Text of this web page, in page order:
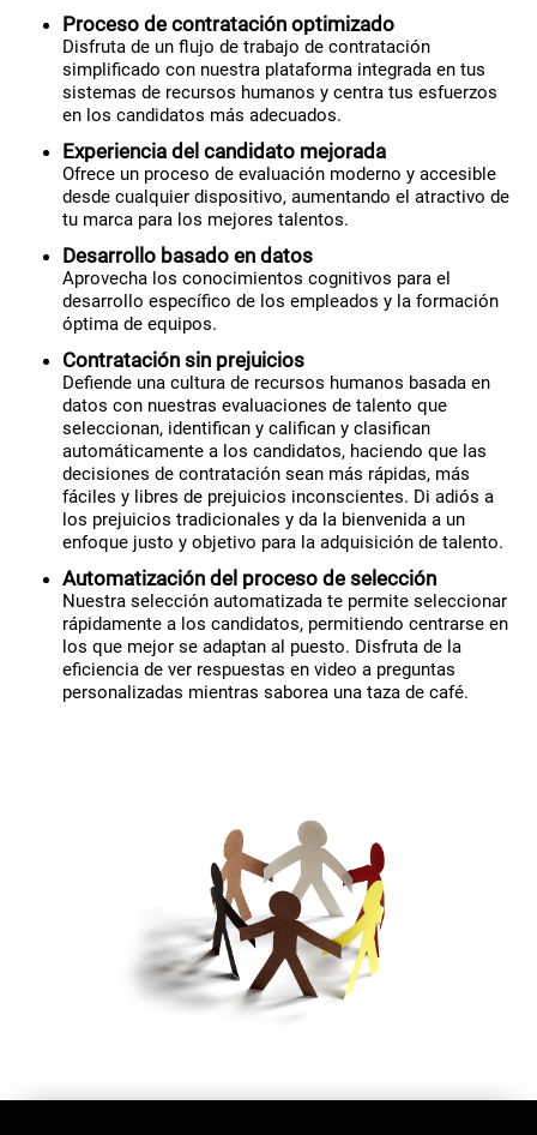
Proceso de contratación optimizado
Disfruta de un flujo de trabajo de contratación
simplificado con nuestra plataforma integrada en tus
sistemas de recursos humanos y centra tus esfuerzos
en los candidatos más adecuados.
Experiencia del candidato mejorada
Ofrece un proceso de evaluación moderno y accesible
desde cualquier dispositivo, aumentando el atractivo de
tu marca para los mejores talentos.
Desarrollo basado en datos
Aprovecha los conocimientos cognitivos para el
desarrollo específico de los empleados y la formación
óptima de equipos.
Contratación sin prejuicios
Defiende una cultura de recursos humanos basada en
datos con nuestras evaluaciones de talento que
seleccionan, identifican y califican y clasifican
automáticamente a los candidatos, haciendo que las
decisiones de contratación sean más rápidas, más
fáciles y libres de prejuicios inconscientes. Di adiós a
los prejuicios tradicionales y da la bienvenida a un
enfoque justo y objetivo para la adquisición de talento.
Automatización del proceso de selección
Nuestra selección automatizada te permite seleccionar
rápidamente a los candidatos, permitiendo centrarse en
los que mejor se adaptan al puesto. Disfruta de la
eficiencia de ver respuestas en video a preguntas
personalizadas mientras saborea una taza de café.